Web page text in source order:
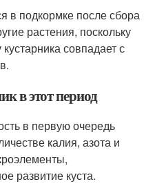
в подкормке после сбора
растения, поскольку
совпадает с
в этот период
в первую очередь
калия, азота и
развитие куста.